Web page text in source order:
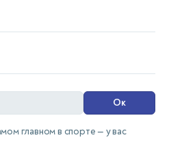
Ок
главном в спорте — у вас